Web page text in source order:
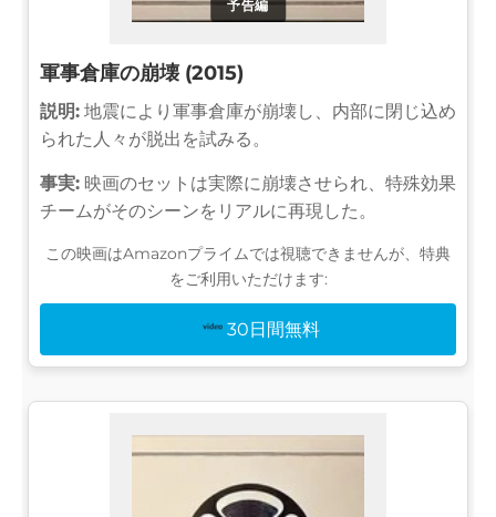
予告編
軍事倉庫の崩壊 (2015)
説明: 地震により軍事倉庫が崩壊し、内部に閉じ込め
られた人々が脱出を試みる。
事実: 映画のセットは実際に崩壊させられ、特殊効果
チームがそのシーンをリアルに再現した。
この映画はAmazonプライムでは視聴できませんが、特典
をご利用いただけます:
30日間無料